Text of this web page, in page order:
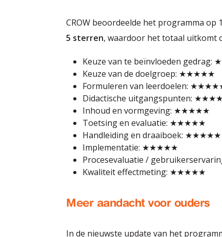
CROW beoordeelde het programma
5 sterren, waardoor het totaal uitkomt
Keuze van te beïnvloeden
Keuze van de doelgroep: ★★★★★
Formuleren van leerdoelen:
Didactische uitgangspunten:
Inhoud en vormgeving: ★★★★★
Toetsing en evaluatie: ★★★★★
Handleiding en draaiboek: ★★★★★
Implementatie: ★★★★★
Procesevaluatie /
Kwaliteit effectmeting: ★★★★★
Meer aandacht voor ouders
In de nieuwste update van het